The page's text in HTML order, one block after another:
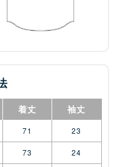
着丈
袖丈
71 23
73 24